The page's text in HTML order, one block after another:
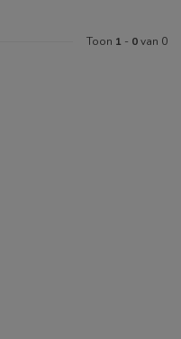
Toon 1 - 0van 0